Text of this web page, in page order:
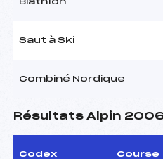
Saut à Ski
Combiné Nordique
Résultats Alpin
Codex Course